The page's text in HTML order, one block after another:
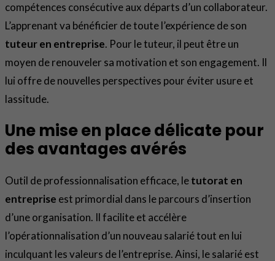
compétences consécutive aux départs d’un collaborateur.
L’apprenant va bénéficier de toute l’expérience de son
tuteur en entreprise. Pour le tuteur, il peut être un
moyen de renouveler sa motivation et son engagement. Il
lui offre de nouvelles perspectives pour éviter usure et
lassitude.
Une mise en place délicate pour
des avantages avérés
Outil de professionnalisation efficace, letutorat en
entreprise est primordial dans le parcours d’insertion
d’une organisation. Il facilite et accélère
l’opérationnalisation d’un nouveau salarié tout en lui
inculquant les valeurs de l’entreprise. Ainsi, le salarié est